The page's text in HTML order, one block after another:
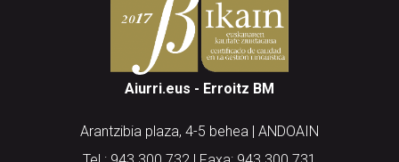
Aiurri.eus - Erroitz BM
Arantzibia plaza, 4-5 behea | ANDOAIN